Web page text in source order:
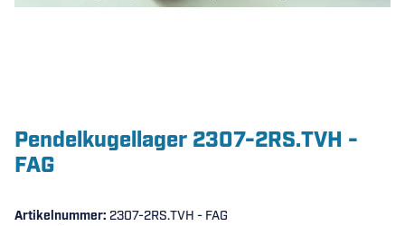
Pendelkugellager 2307-2RS.TVH -
FAG
Artikelnummer: 2307-2RS.TVH - FAG